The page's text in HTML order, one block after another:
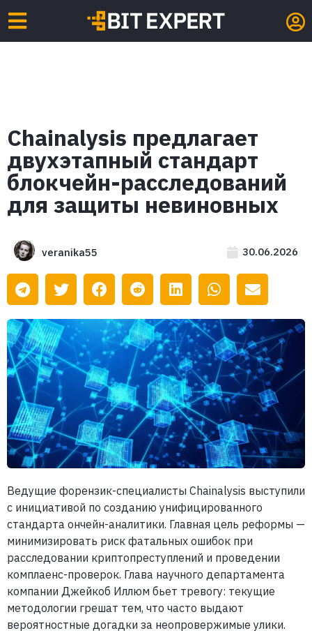
Chainalysis предлагает
двухэтапный стандарт
блокчейн-расследований
для защиты невиновных
veranika55 30.06.2026
Ведущие форензик-специалисты Chainalysis выступили
с инициативой по созданию унифицированного
стандарта ончейн-аналитики. Главная цель реформы —
минимизировать риск фатальных ошибок при
расследовании криптопреступлений и проведении
комплаенс-проверок. Глава научного департамента
компании Джейкоб Иллюм бьет тревогу: текущие
методологии грешат тем, что часто выдают
вероятностные догадки за неопровержимые улики.